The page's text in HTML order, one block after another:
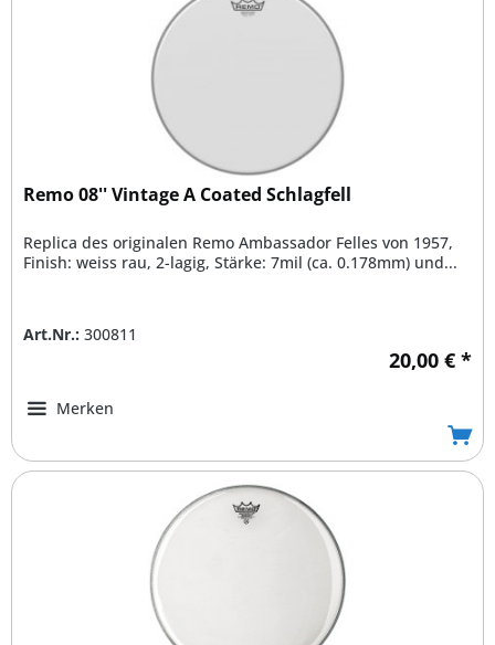
Remo 08'' Vintage A Coated Schlagfell
Replica des originalen Remo Ambassador Felles von 1957,
Finish: weiss rau, 2-lagig, Stärke: 7mil (ca. 0.178mm) und...
Art.Nr.: 300811
20,00 € *
Merken